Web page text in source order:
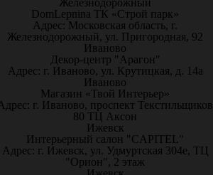
Железнодорожный
DomLepnina ТК «Строй парк»
Адрес: Московская область, г.
Железнодорожный, ул. Пригородная, 92
Иваново
Декор-центр "Арагон"
Адрес: г. Иваново, ул. Крутицкая, д. 14а
Иваново
Магазин «Твой Интерьер»
г. Иваново, проспект Текстильщиков
80 ТЦ Аксон
Ижевск
Интерьерный салон "CAPITEL"
Адрес: г. Ижевск, ул. Удмуртская 304е, ТЦ
"Орион", 2 этаж